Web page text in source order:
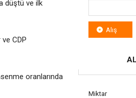
düştü ve ilk
CDP
oranlarında
Alış
Miktar